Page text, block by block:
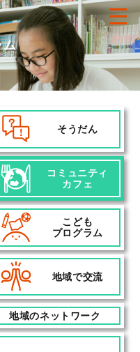
ム
そうだん
コミュニティ
カフェ
こども
プログラム
地域で交流
地域のネットワーク